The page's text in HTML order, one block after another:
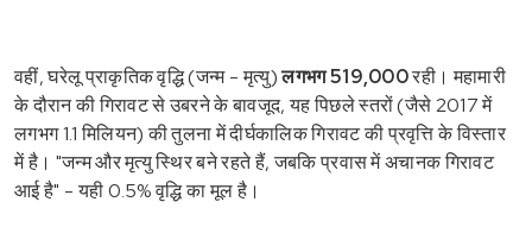
वहीं, घरेलू प्राकृतिक वृद्धि (जन्म - मृत्यु)लगभग 519,000रही। महामारी
के दौरान की गिरावट से उबरने के बावजूद, यह पिछले स्तरों (जैसे 2017 में
लगभग 1.1 मिलियन) की तुलना में दीर्घकालिक गिरावट की प्रवृत्ति के विस्तार
में है। "जन्म और मृत्यु स्थिर बने रहते हैं, जबकि प्रवास में अचानक गिरावट
आई है" - यही 0.5% वृद्धि का मूल है।